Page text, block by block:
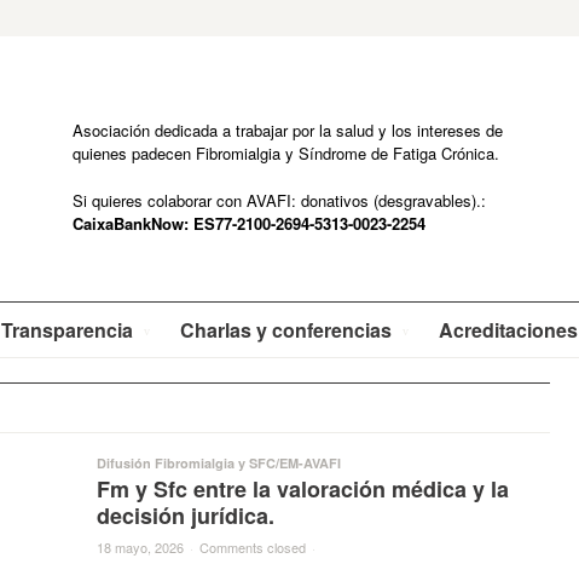
Asociación dedicada a trabajar por la salud y los intereses de
quienes padecen Fibromialgia y Síndrome de Fatiga Crónica.
Si quieres colaborar con AVAFI: donativos (desgravables).:
CaixaBankNow: ES77-2100-2694-5313-0023-2254
Transparencia Charlas y conferencias Acreditaciones
Difusión Fibromialgia y SFC/EM-AVAFI
Fm y Sfc entre la valoración médica y la
decisión jurídica.
18 mayo, 2026 · Comments closed ·